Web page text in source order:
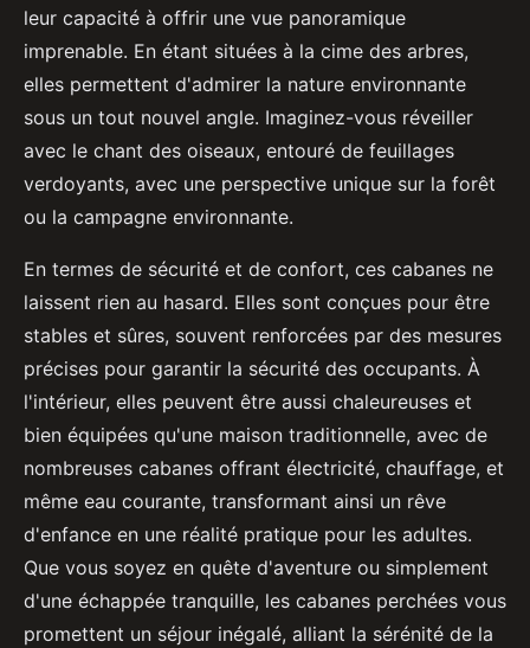
leur capacité à offrir une vue panoramique
imprenable. En étant situées à la cime des arbres,
elles permettent d'admirer la nature environnante
sous un tout nouvel angle. Imaginez-vous réveiller
avec le chant des oiseaux, entouré de feuillages
verdoyants, avec une perspective unique sur la forêt
ou la campagne environnante.
En termes de sécurité et de confort, ces cabanes ne
laissent rien au hasard. Elles sont conçues pour être
stables et sûres, souvent renforcées par des mesures
précises pour garantir la sécurité des occupants. À
l'intérieur, elles peuvent être aussi chaleureuses et
bien équipées qu'une maison traditionnelle, avec de
nombreuses cabanes offrant électricité, chauffage, et
même eau courante, transformant ainsi un rêve
d'enfance en une réalité pratique pour les adultes.
Que vous soyez en quête d'aventure ou simplement
d'une échappée tranquille, les cabanes perchées vous
promettent un séjour inégalé, alliant la sérénité de la